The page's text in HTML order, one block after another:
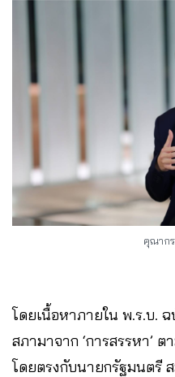
คุณาก
โดยเนื้อหาภายใน พ.ร.บ.
สภามาจาก ‘การสรรหา’
โดยตรงกับนายกรัฐมนตรี